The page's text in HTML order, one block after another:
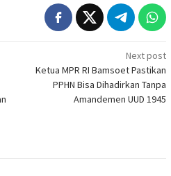
Next post
Ketua MPR RI Bamsoet Pastikan
PPHN Bisa Dihadirkan Tanpa
Amandemen UUD 1945